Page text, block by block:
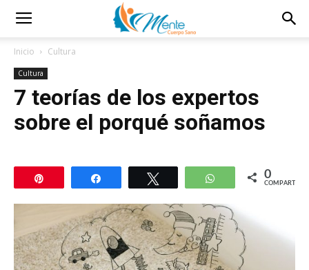
Inicio Cultura
Cultura
7 teorías de los expertos
sobre el porqué soñamos
Compartir WhatsApp
0
COMPARTIR